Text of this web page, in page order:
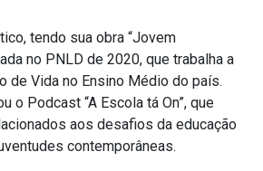
tendo sua obra “Jovem
no PNLD de 2020, que trabalha a
de Vida no Ensino Médio do país.
o Podcast “A Escola tá On”, que
aos desafios da educação
contemporâneas.